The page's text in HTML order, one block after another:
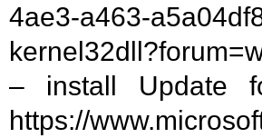
4ae3-a463-
– install Update
https://